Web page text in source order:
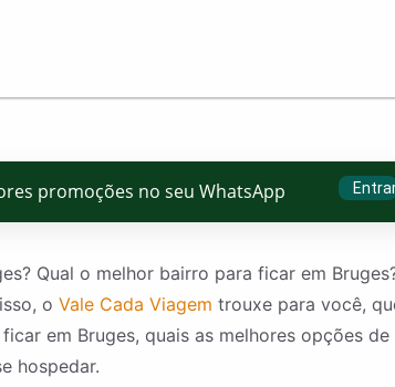
promoções no seu WhatsApp
Qual o melhor bairro para ficar em
o Vale Cada Viagem trouxe para você,
em Bruges, quais as melhores opções
hospedar.